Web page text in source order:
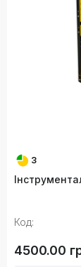
3
Код:
4500.00